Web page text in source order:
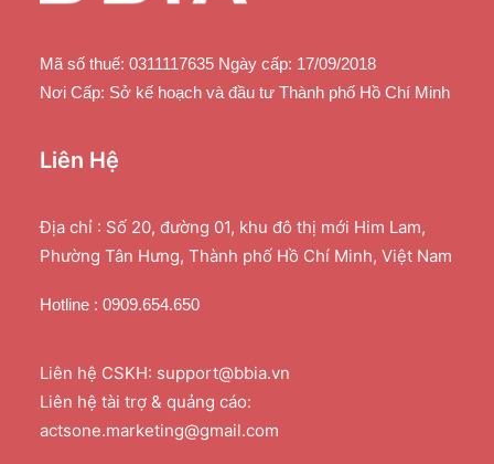
Mã số thuế: 0311117635 Ngày cấp: 17/09/2018
Nơi Cấp: Sở kế hoạch và đầu tư Thành phố Hồ Chí Minh
Liên Hệ
Địa chỉ : Số 20, đường 01, khu đô thị mới Him Lam,
Phường Tân Hưng, Thành phố Hồ Chí Minh, Việt Nam
Hotline : 0909.654.650
Liên hệ CSKH: support@bbia.vn
Liên hệ tài trợ & quảng cáo:
actsone.marketing@gmail.com